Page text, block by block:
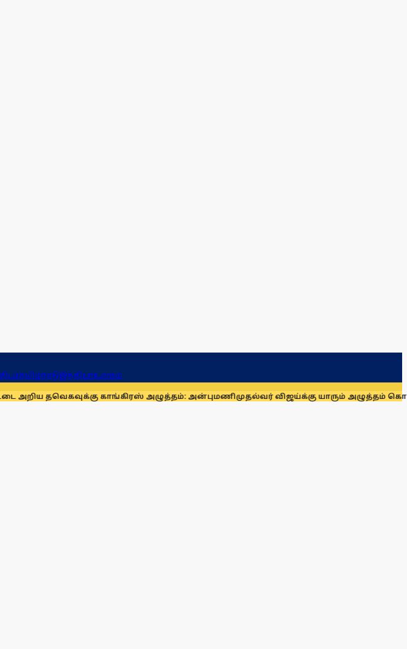
தமிழ்நாடுஇந்தியாஉலகம்
காங்கிரஸ் அழுத்தம்: அன்புமணிமுதல்வர் விஜய்க்கு யாரும் அழுத்தம் கொடுக்க